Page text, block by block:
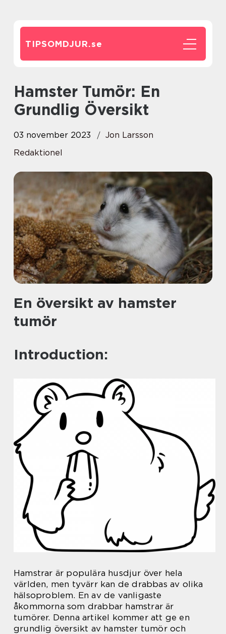
TIPSOMDJUR.se
Hamster Tumör: En
Grundlig Översikt
03 november 2023
Jon Larsson
Redaktionel
En översikt av hamster
tumör
Introduction:
Hamstrar är populära husdjur över hela
världen, men tyvärr kan de drabbas av olika
hälsoproblem. En av de vanligaste
åkommorna som drabbar hamstrar är
tumörer. Denna artikel kommer att ge en
grundlig översikt av hamster tumör och